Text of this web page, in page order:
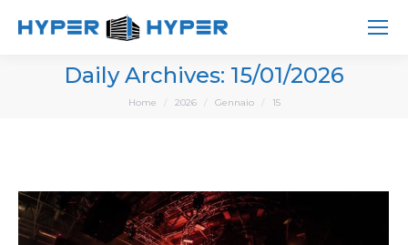
Daily Archives: 15/01/2026
You are here:
Home 2026 Gennaio 15